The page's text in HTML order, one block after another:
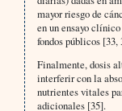
mayor riesgo de
en un ensayo
fondos públicos [33,
Finalmente, dosis
interferir con la
nutrientes vitales
adicionales [35].